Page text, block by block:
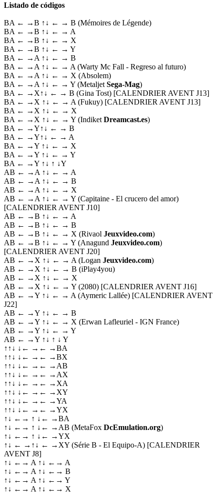
Listado de códigos
BA ← →B ↑↓ ← → B (Mémoires de Légende)
BA ← →B ↑↓ ← → A
BA ← →B ↑↓ ← → X
BA ← →B ↑↓ ← → Y
BA ← →A ↑↓ ← → B
BA ← →A ↑↓ ← → A (Warty Mc Fall - Regreso al futuro)
BA ← →A ↑↓ ← → X (Absolem)
BA ← →A ↑↓ ← → Y (Metaljet Sega-Mag)
BA ← →X↑↓ ← → B (Gina Tost) [CALENDRIER AVENT J13]
BA ← →X ↑↓ ← → A (Fukuy) [CALENDRIER AVENT J13]
BA ← →X ↑↓ ← → X
BA ← →X ↑↓ ← → Y (Indiket Dreamcast.es)
BA ← →Y↑↓ ← → B
BA ← →Y↑↓ ← → A
BA ← →Y ↑↓ ← → X
BA ← →Y ↑↓ ← → Y
BA ← →Y ↑↓ ↑ ↓Y
AB ← →A ↑↓ ← → A
AB ← →A ↑↓ ← → B
AB ← →A ↑↓ ← → X
AB ← →A ↑↓ ← → Y (Capitaine - El crucero del amor)
[CALENDRIER AVENT J10]
AB ← →B ↑↓ ← → A
AB ← →B ↑↓ ← → B
AB ← →B ↑↓ ← → X (Rivaol Jeuxvideo.com)
AB ← →B ↑↓ ← → Y (Anagund Jeuxvideo.com)
[CALENDRIER AVENT J20]
AB ← →X ↑↓ ← → A (Logan Jeuxvideo.com)
AB ← →X ↑↓ ← → B (iPlay4you)
AB ← →X ↑↓ ← → X
AB ← →X ↑↓ ← → Y (2080) [CALENDRIER AVENT J16]
AB ← →Y ↑↓ ← → A (Aymeric Lallée) [CALENDRIER AVENT
J22]
AB ← →Y ↑↓ ← → B
AB ← →Y ↑↓ ← → X (Erwan Lafleuriel - IGN France)
AB ← →Y ↑↓ ← → Y
AB ← →Y ↑↓ ↑ ↓ Y
↑↑↓ ↓← →← →BA
↑↑↓ ↓← →← →BX
↑↑↓ ↓← →← →AB
↑↑↓ ↓← →← →AX
↑↑↓ ↓← →← →XA
↑↑↓ ↓← →← →XY
↑↑↓ ↓← →← →YA
↑↑↓ ↓← →← →YX
↑↓ ←→ ↑ ↓← →BA
↑↓ ←→ ↑ ↓← →AB (MetaFox DcEmulation.org)
↑↓ ←→ ↑ ↓← →YX
↑↓ ← →↑↓ ← →XY (Série B - El Equipo-A) [CALENDRIER
AVENT J8]
↑↓ ←→ A ↑↓ ←→ A
↑↓ ←→ A ↑↓ ←→ B
↑↓ ←→ A ↑↓ ←→ Y
↑↓ ←→ A ↑↓ ←→ X